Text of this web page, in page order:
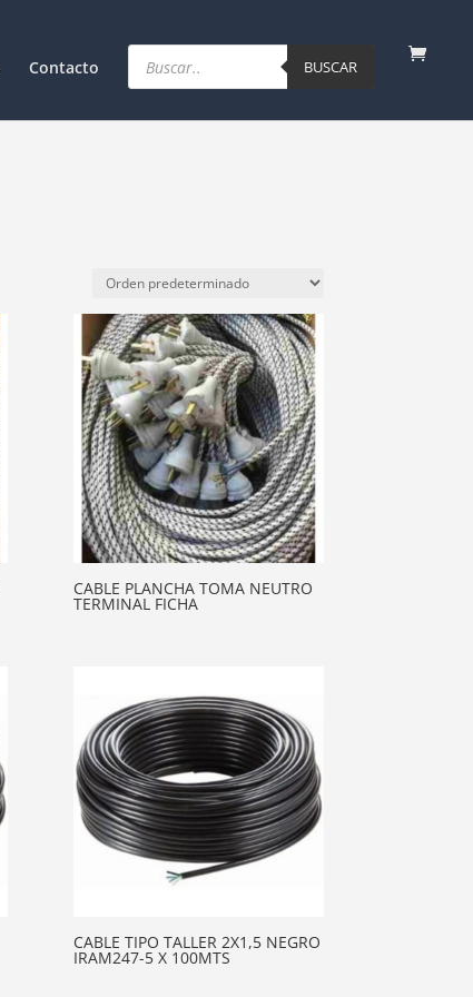
Contacto
Products
search BUSCAR
CABLE PLANCHA TOMA NEUTRO
TERMINAL FICHA
CABLE TIPO TALLER 2X1,5 NEGRO
IRAM247-5 X 100MTS